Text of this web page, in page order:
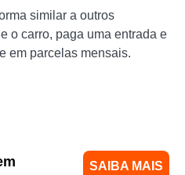
similar a outros
o carro, paga uma entrada e
em parcelas mensais.
SAIBA MAIS